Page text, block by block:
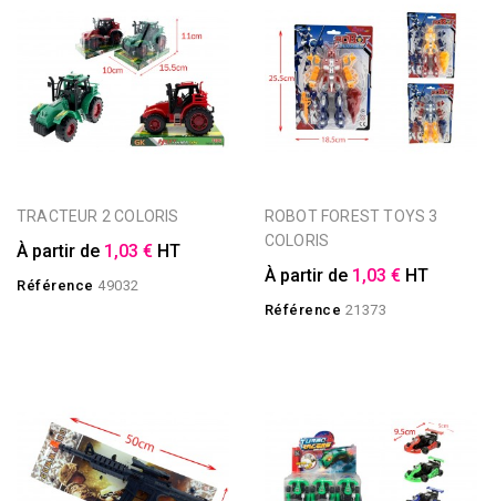
TRACTEUR 2 COLORIS
À partir de 1,03 € HT
Référence 49032
ROBOT FOREST TOYS 3
COLORIS
À partir de 1,03 € HT
Référence 21373